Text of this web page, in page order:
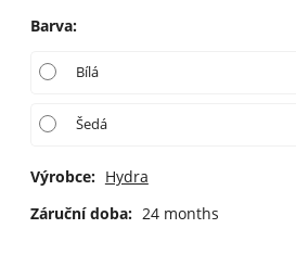
Barva:
Bílá
Šedá
Výrobce: Hydra
Záruční doba: 24 months